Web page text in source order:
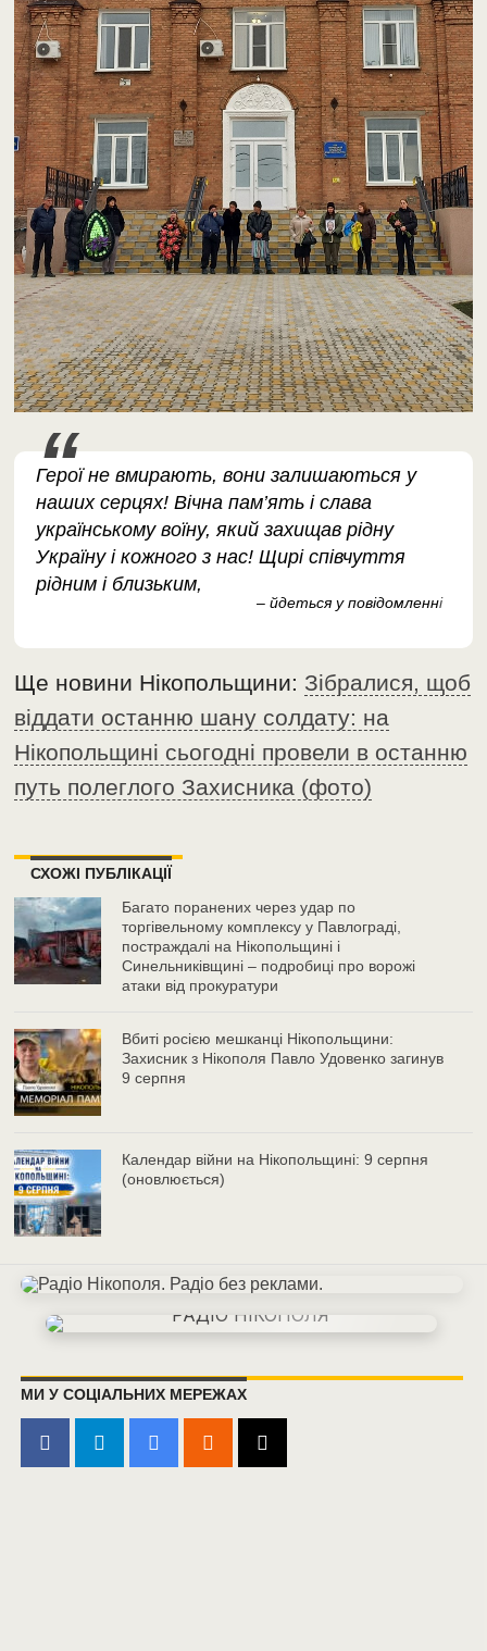
Герої не вмирають, вони залишаються у
наших серцях! Вічна пам’ять і слава
українському воїну, який захищав рідну
Україну і кожного з нас! Щирі співчуття
рідним і близьким,
– йдеться у повідомленні
Ще новини Нікопольщини: Зібралися, щоб
віддати останню шану солдату: на
Нікопольщині сьогодні провели в останню
путь полеглого Захисника (фото)
СХОЖІ ПУБЛІКАЦІЇ
Багато поранених через удар по
торгівельному комплексу у Павлограді,
постраждалі на Нікопольщині і
Синельниківщині – подробиці про ворожі
атаки від прокуратури
Вбиті росією мешканці Нікопольщини:
Захисник з Нікополя Павло Удовенко загинув
9 серпня
Календар війни на Нікопольщині: 9 серпня
(оновлюється)
МИ У СОЦІАЛЬНИХ МЕРЕЖАХ